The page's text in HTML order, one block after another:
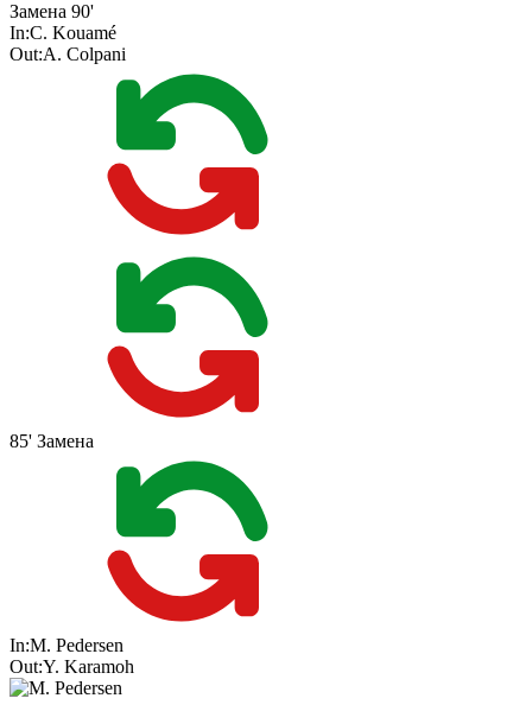
Замена 90'
In:C. Kouamé
Out:A. Colpani
85' Замена
In:M. Pedersen
Out:Y. Karamoh